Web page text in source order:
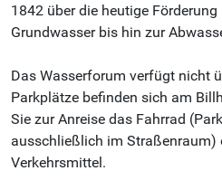
1842 über die heutige
Grundwasser bis hin zur
Das Wasserforum verfügt nicht
Parkplätze befinden sich am
Sie zur Anreise das Fahrrad
ausschließlich im Straßenraum)
Verkehrsmittel.